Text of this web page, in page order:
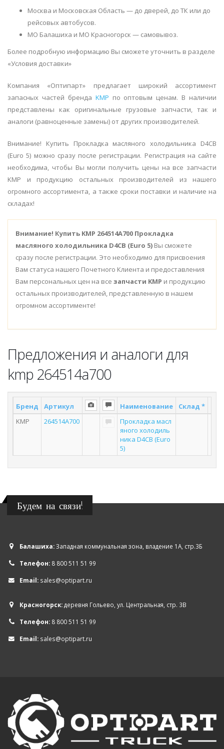
Москва и Московская Область — до дверей, до ТК или до
рейсовых автобусов.
МО Балашиха и МО Красногорск — самовывоз.
Более подробную информацию Вы сможете уточнить в разделе
«Условия доставки»
Компания «Оптипарт» предлагает широкий ассортимент
запасных частей бренда KMP по оптовым ценам. В наличии
представлены как оригинальные грузовые запчасти, так и
аналоги (равноценные замены) от других производителей.
Внимание! Купить Прокладка масляного холодильника D4CB
(Euro 5) можно сразу после регистрации. Регистрация на сайте
необходима, чтобы Вы могли получить цены на все запчасти
KMP и продукцию остальных производителей из нашего
огромного ассортимента, а также сроки поставки и наличие на
складах!
Внимание! Купить KMP 264514A700 Прокладка
масляного холодильника D4CB (Euro 5) Вы сможете
сразу после регистрации. Это необходимо для присвоения
Вам статуса нашего Почетного Клиента и предоставления
Вам персональных цен на все запчасти KMP и продукцию
остальных производителей, представленную в нашем
огромном ассортименте!
Предложения и аналоги для
kmp 264514a700
Бренд Артикул Наименование Склад *
KMP
264514A700
Прокладка масл
яного холодиль
ника D4CB (Euro
5)
Будем на связи!
Балашиха:Западная коммунальная зона, владение 1А, стр.3Б
Телефон: 8 800 511 51 99
Email: sales@optipart.ru
Красногорск:деревня Гольево, ул. Центральная, стр. 3В
Телефон: 8 800 511 51 99
Email: sales@optipart.ru